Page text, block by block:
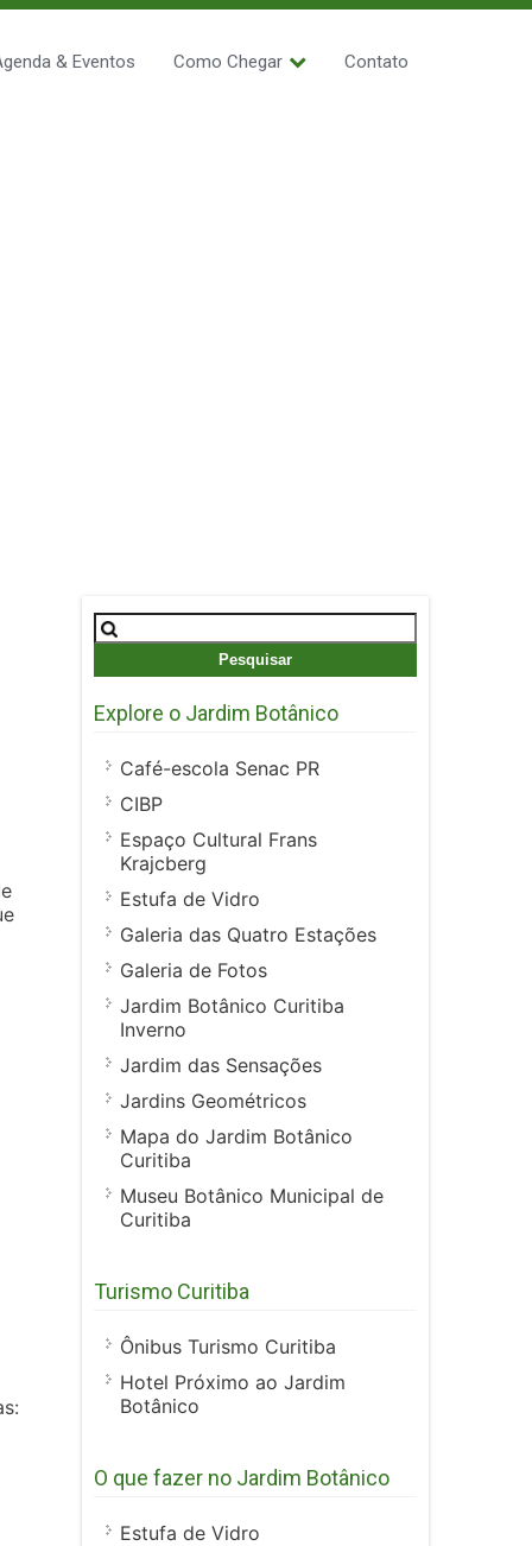
& Eventos Como Chegar Contato
Pesquisar
por:
Explore o Jardim Botânico
Café-escola Senac PR
CIBP
Espaço Cultural Frans
Krajcberg
Estufa de Vidro
Galeria das Quatro Estações
Galeria de Fotos
Jardim Botânico Curitiba
Inverno
Jardim das Sensações
Jardins Geométricos
Mapa do Jardim Botânico
Curitiba
Museu Botânico Municipal de
Curitiba
Turismo Curitiba
Ônibus Turismo Curitiba
Hotel Próximo ao Jardim
Botânico
O que fazer no Jardim Botânico
Estufa de Vidro